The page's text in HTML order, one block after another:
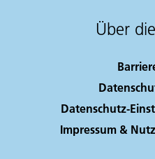
Über
Datenschutz-
Impressum &